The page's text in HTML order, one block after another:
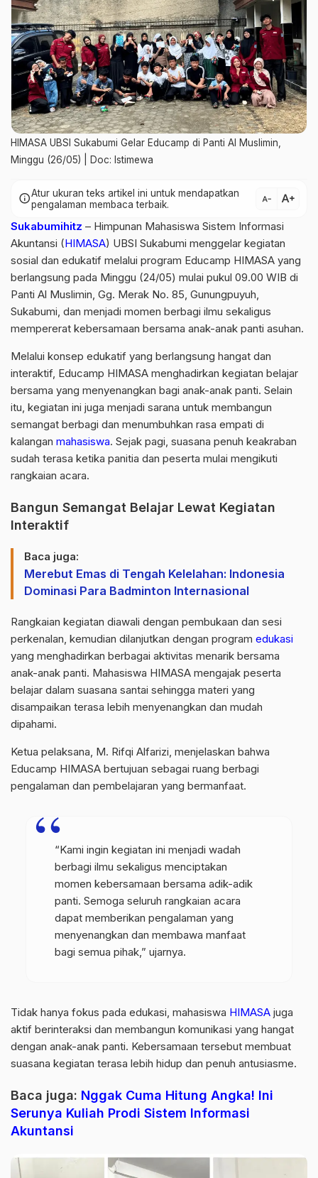
HIMASA UBSI Sukabumi Gelar Educamp di Panti Al Muslimin,
Minggu (26/05) | Doc: Istimewa
infoAtur ukuran teks artikel ini untuk mendapatkan
pengalaman membaca terbaik.
text_decrease text_increase
Sukabumihitz – Himpunan Mahasiswa Sistem Informasi
Akuntansi (HIMASA) UBSI Sukabumi menggelar kegiatan
sosial dan edukatif melalui program Educamp HIMASA yang
berlangsung pada Minggu (24/05) mulai pukul 09.00 WIB di
Panti Al Muslimin, Gg. Merak No. 85, Gunungpuyuh,
Sukabumi, dan menjadi momen berbagi ilmu sekaligus
mempererat kebersamaan bersama anak-anak panti asuhan.
Melalui konsep edukatif yang berlangsung hangat dan
interaktif, Educamp HIMASA menghadirkan kegiatan belajar
bersama yang menyenangkan bagi anak-anak panti. Selain
itu, kegiatan ini juga menjadi sarana untuk membangun
semangat berbagi dan menumbuhkan rasa empati di
kalangan mahasiswa. Sejak pagi, suasana penuh keakraban
sudah terasa ketika panitia dan peserta mulai mengikuti
rangkaian acara.
Bangun Semangat Belajar Lewat Kegiatan
Interaktif
Baca juga:
Merebut Emas di Tengah Kelelahan: Indonesia
Dominasi Para Badminton Internasional
Rangkaian kegiatan diawali dengan pembukaan dan sesi
perkenalan, kemudian dilanjutkan dengan program edukasi
yang menghadirkan berbagai aktivitas menarik bersama
anak-anak panti. Mahasiswa HIMASA mengajak peserta
belajar dalam suasana santai sehingga materi yang
disampaikan terasa lebih menyenangkan dan mudah
dipahami.
Ketua pelaksana, M. Rifqi Alfarizi, menjelaskan bahwa
Educamp HIMASA bertujuan sebagai ruang berbagi
pengalaman dan pembelajaran yang bermanfaat.
“Kami ingin kegiatan ini menjadi wadah
berbagi ilmu sekaligus menciptakan
momen kebersamaan bersama adik-adik
panti. Semoga seluruh rangkaian acara
dapat memberikan pengalaman yang
menyenangkan dan membawa manfaat
bagi semua pihak,” ujarnya.
Tidak hanya fokus pada edukasi, mahasiswa HIMASA juga
aktif berinteraksi dan membangun komunikasi yang hangat
dengan anak-anak panti. Kebersamaan tersebut membuat
suasana kegiatan terasa lebih hidup dan penuh antusiasme.
Baca juga: Nggak Cuma Hitung Angka! Ini
Serunya Kuliah Prodi Sistem Informasi
Akuntansi